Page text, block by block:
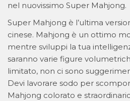
nel nuovissimo Super Mahjong.
Super Mahjong è l’ultima
cinese. Mahjong è un ottimo
mentre sviluppi la tua
saranno varie figure
limitato, non ci sono
Devi lavorare sodo per
Mahjong colorato e